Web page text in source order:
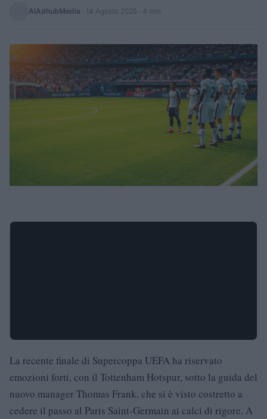
AiAdhubMedia 14 Agosto 2025 · 4 min
La recente finale di Supercoppa UEFA ha riservato
emozioni forti, con il Tottenham Hotspur, sotto la guida del
nuovo manager Thomas Frank, che si è visto costretto a
cedere il passo al Paris Saint-Germain ai calci di rigore. A